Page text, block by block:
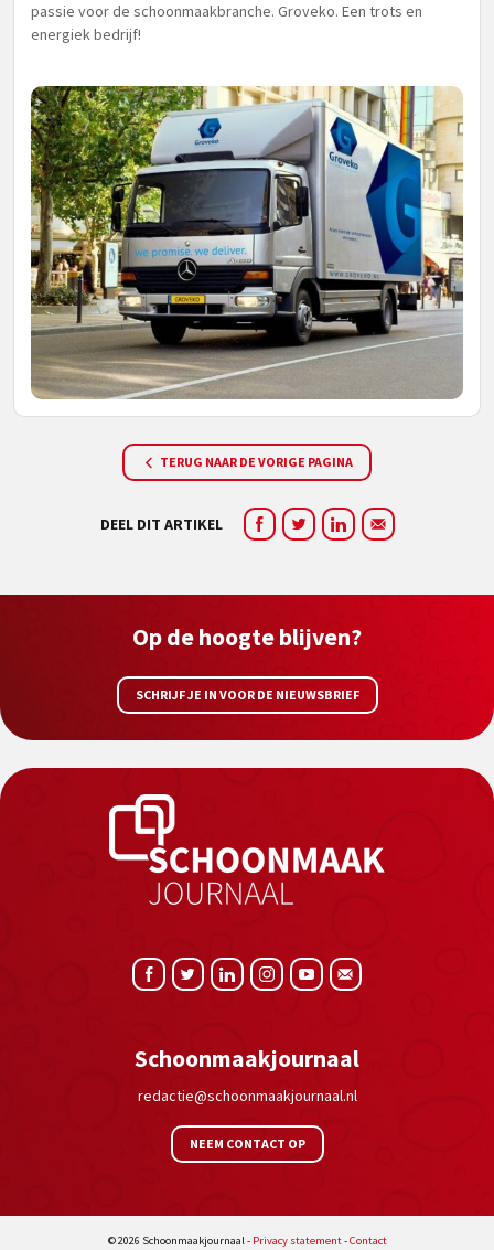
passie voor de schoonmaakbranche. Groveko. Een trots en
energiek bedrijf!
TERUG NAAR DE VORIGE PAGINA
DEEL DIT ARTIKEL
Op de hoogte blijven?
SCHRIJF JE IN VOOR DE NIEUWSBRIEF
Schoonmaakjournaal
redactie@schoonmaakjournaal.nl
NEEM CONTACT OP
© 2026 Schoonmaakjournaal - Privacy statement-Contact